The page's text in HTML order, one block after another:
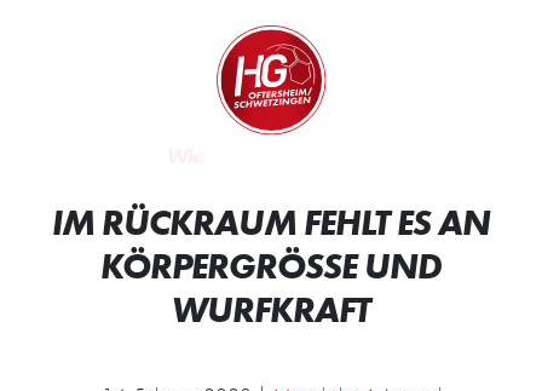
Zur Startseite
IM RÜCKRAUM FEHLT ES AN
KÖRPERGRÖSSE UND W
URFKRAFT